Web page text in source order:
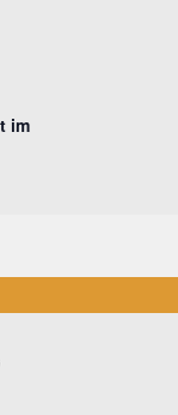
im